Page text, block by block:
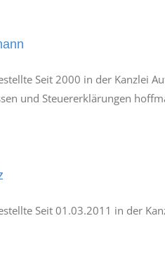
Seit 2000 in der Kanzlei
und Steuererklärungen
Seit 01.03.2011 in der